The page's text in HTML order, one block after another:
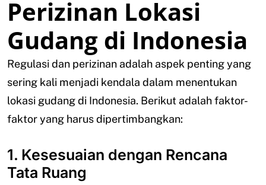
Perizinan Lokasi
Gudang di Indonesia
Regulasi dan perizinan adalah aspek penting yang
sering kali menjadi kendala dalam menentukan
lokasi gudang di Indonesia. Berikut adalah faktor-
faktor yang harus dipertimbangkan:
1. Kesesuaian dengan Rencana
Tata Ruang